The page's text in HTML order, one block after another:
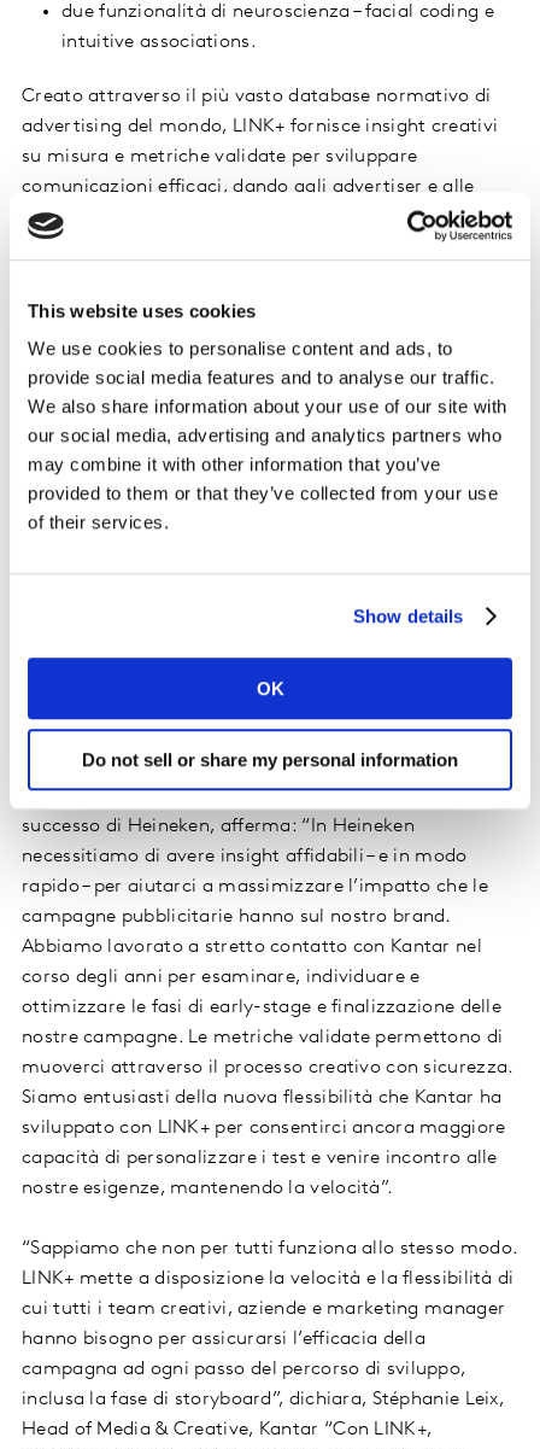
This website uses cookies
We use cookies to personalise content and ads, to
provide social media features and to analyse our traffic.
We also share information about your use of our site with
our social media, advertising and analytics partners who
may combine it with other information that you’ve
provided to them or that they’ve collected from your use
of their services.
Show details
OK
Do not sell or share my personal information
due funzionalità di neuroscienza – facial coding e
intuitive associations.
Creato attraverso il più vasto database normativo di
advertising del mondo, LINK+ fornisce insight creativi
su misura e metriche validate per sviluppare
comunicazioni efficaci, dando agli advertiser e alle
aziende la sicurezza che le loro idee e storie porteranno
ai risultati di business desiderati e ad un impatto sulla
facial coding e di intuitive-association che
permettono di comprendere le risposte più istintive
dei consumatori, offrendo una visione quanto più
approfondita della performance della campagna;
una dashboard che sintetizza e descrive i risultati
della campagna intuitivo, sintetico ed efficace per
una visualizzazione immediate dei risultati;
ad – tra cui digital video e display su Facebook,
Sander Bosch, Global Head of Brand & Communication
Insights, The HEINEKEN Company, parlando
dell’importanza dei test e analisi delle creatività per il
successo di Heineken, afferma: “In Heineken
necessitiamo di avere insight affidabili – e in modo
rapido – per aiutarci a massimizzare l’impatto che le
campagne pubblicitarie hanno sul nostro brand.
Abbiamo lavorato a stretto contatto con Kantar nel
corso degli anni per esaminare, individuare e
ottimizzare le fasi di early-stage e finalizzazione delle
nostre campagne. Le metriche validate permettono di
muoverci attraverso il processo creativo con sicurezza.
Siamo entusiasti della nuova flessibilità che Kantar ha
sviluppato con LINK+ per consentirci ancora maggiore
capacità di personalizzare i test e venire incontro alle
nostre esigenze, mantenendo la velocità”.
“Sappiamo che non per tutti funziona allo stesso modo.
LINK+ mette a disposizione la velocità e la flessibilità di
cui tutti i team creativi, aziende e marketing manager
hanno bisogno per assicurarsi l’efficacia della
campagna ad ogni passo del percorso di sviluppo,
inclusa la fase di storyboard”, dichiara, Stéphanie Leix,
Head of Media & Creative, Kantar “Con LINK+,